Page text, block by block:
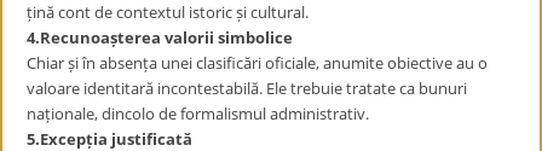
țină cont de contextul istoric și cultural.
4.Recunoașterea valorii simbolice
Chiar și în absența unei clasificări oficiale, anumite obiective au o
valoare identitară incontestabilă. Ele trebuie tratate ca bunuri
naționale, dincolo de formalismul administrativ.
5.Excepția justificată